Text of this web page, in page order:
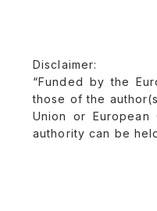
Disclaimer:
“Funded by the
those of the
Union or European
authority can be